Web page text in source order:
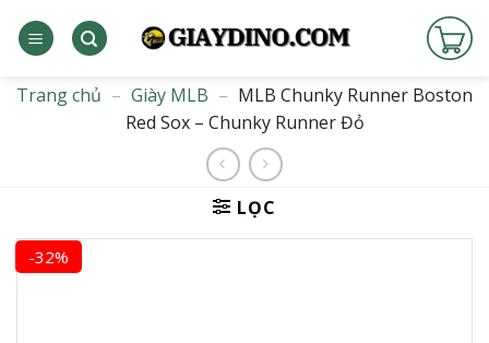
qua
dung
Trang chủ – Giày MLB – MLB Chunky Runner Boston
Red Sox – Chunky Runner Đỏ
LỌC
-32%